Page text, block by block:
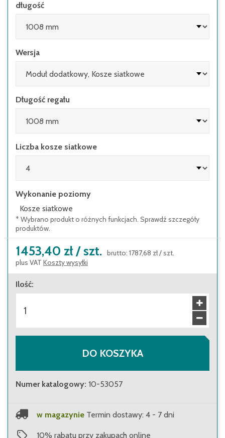
(np. szuflady), a w przypadku regałów z
drabinkami
długość
Wersja
Długość regału
Liczba kosze siatkowe
Wykonanie poziomy
Kosze siatkowe
* Wybrano produkt o różnych funkcjach. Sprawdź szczegóły
produktów.
1453,40 zł / szt. brutto: 1787,68 zł/szt.
plus VAT Koszty wysyłki
Ilość:
DO KOSZYKA
Numer katalogowy: 10-53057
w magazynie Termin dostawy: 4 - 7 dni
10% rabatu przy zakupach online